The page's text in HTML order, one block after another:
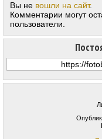
Вы не вошли на сайт.
Комментарии могут
пользователи.